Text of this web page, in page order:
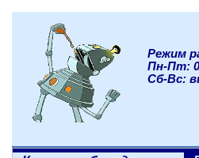
Режим
Пн-Пт:
Сб-Вс: